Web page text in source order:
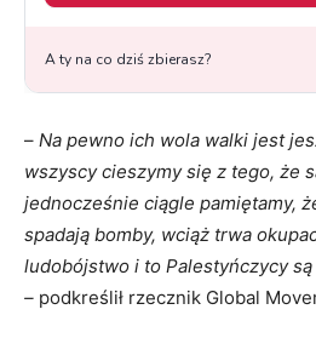
– Na pewno ich wola walki jest
wszyscy cieszymy się z tego, że
jednocześnie ciągle pamiętamy,
spadają bomby, wciąż trwa
ludobójstwo i to Palestyńczycy
– podkreślił rzecznik Global